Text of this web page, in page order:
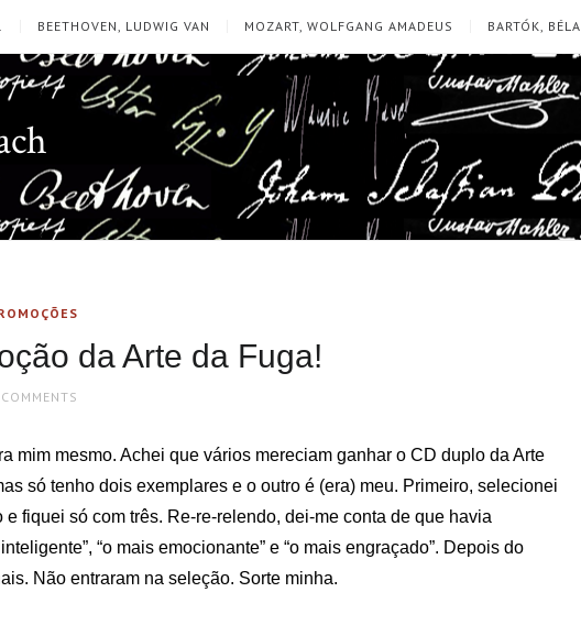
BEETHOVEN, LUDWIG VAN MOZART, WOLFGANG AMADEUS BARTÓK, BÉLA
da Arte da Fuga!
mim mesmo. Achei que vários mereciam ganhar o CD duplo da Arte
só tenho dois exemplares e o outro é (era) meu. Primeiro, selecionei
fiquei só com três. Re-re-relendo, dei-me conta de que havia
“o mais emocionante” e “o mais engraçado”. Depois do
Não entraram na seleção. Sorte minha.